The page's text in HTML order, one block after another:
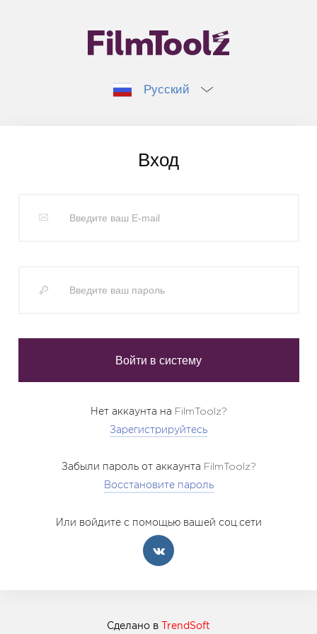
Русский
Вход
Нет аккаунта на FilmToolz?
Зарегистрируйтесь
Забыли пароль от аккаунта FilmToolz?
Восстановите пароль
Или войдите с помощью вашей соц.сети
Сделано в TrendSoft